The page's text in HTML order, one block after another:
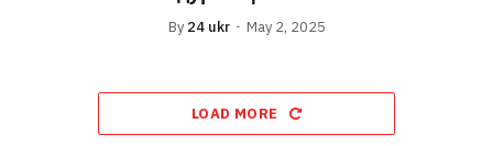
By 24 ukr May 2, 2025
LOAD MORE